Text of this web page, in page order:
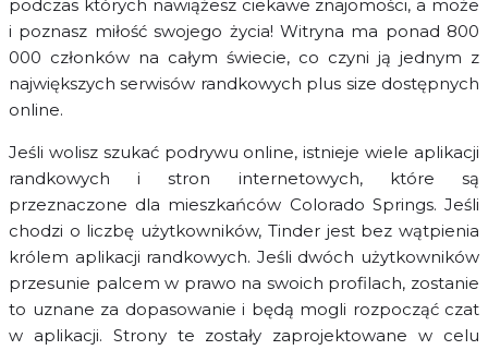
podczas których nawiążesz ciekawe znajomości, a może
i poznasz miłość swojego życia! Witryna ma ponad 800
000 członków na całym świecie, co czyni ją jednym z
największych serwisów randkowych plus size dostępnych
online.
Jeśli wolisz szukać podrywu online, istnieje wiele aplikacji
randkowych i stron internetowych, które są
przeznaczone dla mieszkańców Colorado Springs. Jeśli
chodzi o liczbę użytkowników, Tinder jest bez wątpienia
królem aplikacji randkowych. Jeśli dwóch użytkowników
przesunie palcem w prawo na swoich profilach, zostanie
to uznane za dopasowanie i będą mogli rozpocząć czat
w aplikacji. Strony te zostały zaprojektowane w celu